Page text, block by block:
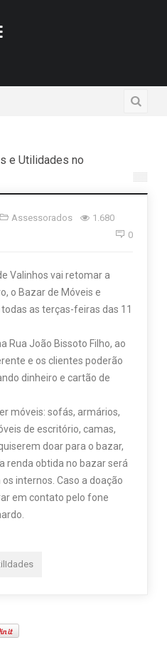
e Utilidades no
Assessorados
1.680
0
Valinhos vai retomar a
o Bazar de Móveis e
as terças-feiras das 11
Rua João Bissoto Filho, ao
e os clientes poderão
dinheiro e cartão de
móveis: sofás, armários,
de escritório, camas,
doar para o bazar,
renda obtida no bazar será
internos. Caso a doação
em contato pelo fone